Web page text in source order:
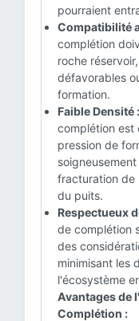
pourraient
Compatibilité
complétion
roche
défavorables
formation.
Faible Densité :
complétion est
pression de
fracturation de
du puits.
Respectueux
de complétion
des
minimisant les
l'écosystème
Avantages de
Complétion :